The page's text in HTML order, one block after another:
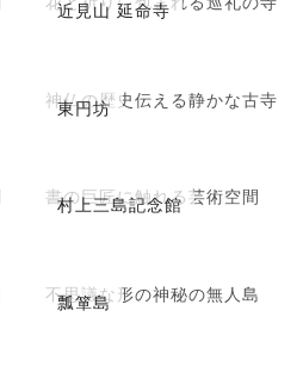
近見山 延命寺
東円坊
神仏の歴史伝える静かな古寺
村上三島記念館
書の巨匠に触れる芸術空間
瓢箪島
不思議な形の神秘の無人島